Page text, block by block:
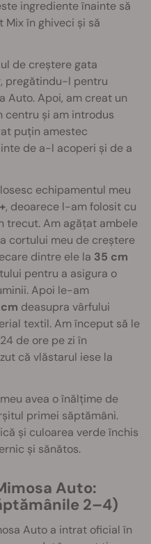
ingrediente înainte să
Mix în ghiveci și să
de creștere gata
pregătindu-l pentru
Auto. Apoi, am creat un
centru și am introdus
puțin amestec
de a-l acoperi și de a
echipamentul meu
, deoarece l-am folosit cu
trecut. Am agățat ambele
cortului meu de creștere
dintre ele la 35 cm
pentru a asigura o
Apoi le-am
deasupra vârfului
textil. Am început să le
de ore pe zi în
că vlăstarul iese la
avea o înălțime de
primei săptămâni.
și culoarea verde închis
și sănătos.
2–4)
Auto a intrat oficial în